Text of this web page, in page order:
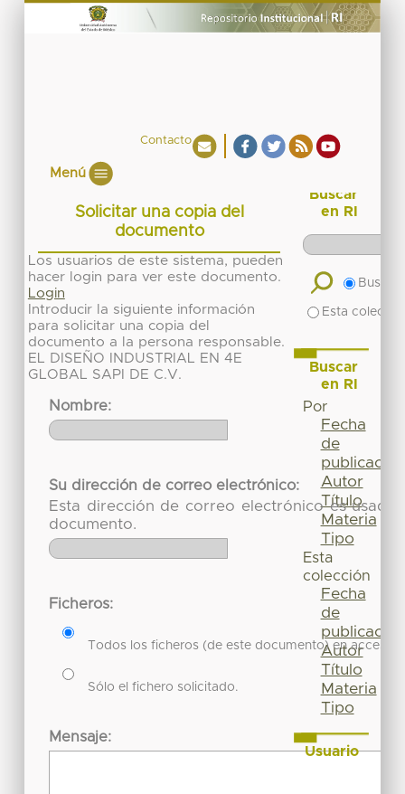
Contacto
Menú
Solicitar una copia del
documento
Los usuarios de este sistema, pueden
hacer login para ver este documento.
Login
Introducir la siguiente información
para solicitar una copia del
documento a la persona responsable.
EL DISEÑO INDUSTRIAL EN 4E
GLOBAL SAPI DE C.V.
Nombre:
Su dirección de correo electrónico:
Esta dirección de correo electrónico es usada
documento.
Ficheros:
Todos los ficheros (de este documento) en acceso
Sólo el fichero solicitado.
Mensaje:
Buscar
en RI
Buscar
Esta
Buscar
en RI
Por
Fecha
de
publicación
Autor
Título
Materia
Tipo
Esta
colección
Fecha
de
publicación
Autor
Título
Materia
Tipo
Usuario